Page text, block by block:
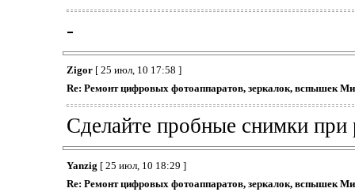
-
Zigor[ 25 июл, 10 17:58 ]
Re: Ремонт цифровых фотоаппаратов, зеркалок, вспышек
Сделайте пробные снимки
Yanzig [ 25 июл, 10 18:29 ]
Re: Ремонт цифровых фотоаппаратов, зеркалок, вспышек